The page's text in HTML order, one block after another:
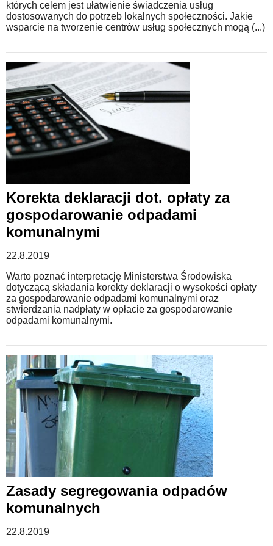
których celem jest ułatwienie świadczenia usług
dostosowanych do potrzeb lokalnych społeczności. Jakie
wsparcie na tworzenie centrów usług społecznych mogą (...)
Korekta deklaracji dot. opłaty za
gospodarowanie odpadami
komunalnymi
22.8.2019
Warto poznać interpretację Ministerstwa Środowiska
dotyczącą składania korekty deklaracji o wysokości opłaty
za gospodarowanie odpadami komunalnymi oraz
stwierdzania nadpłaty w opłacie za gospodarowanie
odpadami komunalnymi.
Zasady segregowania odpadów
komunalnych
22.8.2019